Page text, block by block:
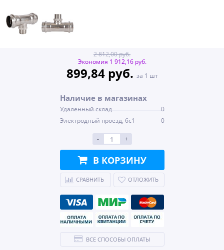
2 812,00 руб.
Экономия 1 912,16 руб.
899,84 руб. за 1 шт
Наличие в магазинах
Удаленный склад
0
Электродный проезд, 6с1
0
- +
В КОРЗИНУ
СРАВНИТЬ ОТЛОЖИТЬ
ВСЕ СПОСОБЫ ОПЛАТЫ